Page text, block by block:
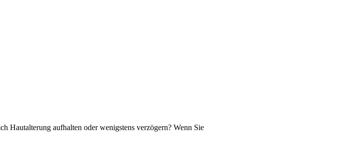
Hautalterung aufhalten oder wenigstens verzögern? Wenn Sie